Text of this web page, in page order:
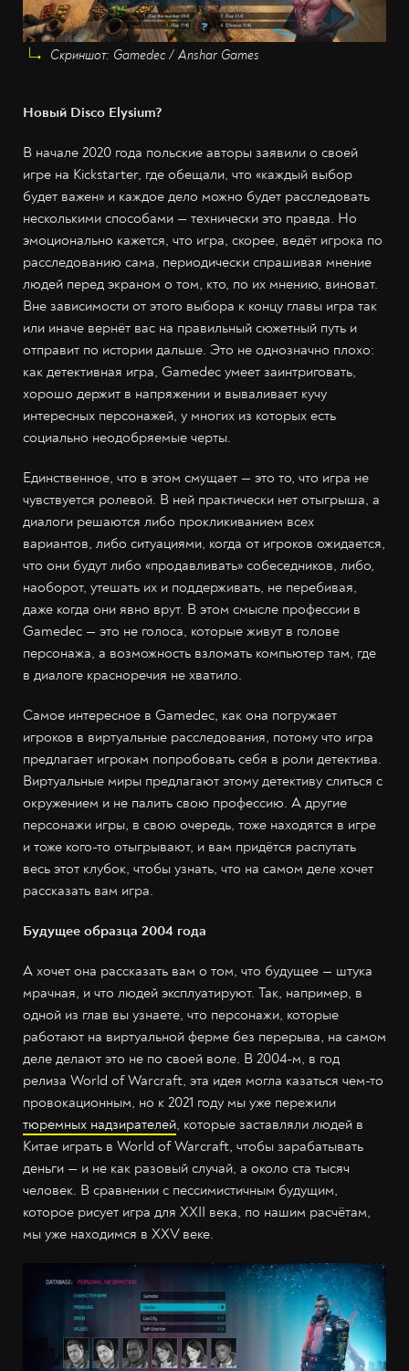
Скриншот: Gamedec / Anshar Games
Новый Disco Elysium?
В начале 2020 года польские авторы заявили о своей
игре на Kickstarter, где обещали, что «каждый выбор
будет важен» и каждое дело можно будет расследовать
несколькими способами — технически это правда. Но
эмоционально кажется, что игра, скорее, ведёт игрока по
расследованию сама, периодически спрашивая мнение
людей перед экраном о том, кто, по их мнению, виноват.
Вне зависимости от этого выбора к концу главы игра так
или иначе вернёт вас на правильный сюжетный путь и
отправит по истории дальше. Это не однозначно плохо:
как детективная игра, Gamedec умеет заинтриговать,
хорошо держит в напряжении и вываливает кучу
интересных персонажей, у многих из которых есть
социально неодобряемые черты.
Единственное, что в этом смущает — это то, что игра не
чувствуется ролевой. В ней практически нет отыгрыша, а
диалоги решаются либо прокликиванием всех
вариантов, либо ситуациями, когда от игроков ожидается,
что они будут либо «продавливать» собеседников, либо,
наоборот, утешать их и поддерживать, не перебивая,
даже когда они явно врут. В этом смысле профессии в
Gamedec — это не голоса, которые живут в голове
персонажа, а возможность взломать компьютер там, где
в диалоге красноречия не хватило.
Самое интересное в Gamedec, как она погружает
игроков в виртуальные расследования, потому что игра
предлагает игрокам попробовать себя в роли детектива.
Виртуальные миры предлагают этому детективу слиться с
окружением и не палить свою профессию. А другие
персонажи игры, в свою очередь, тоже находятся в игре
и тоже кого-то отыгрывают, и вам придётся распутать
весь этот клубок, чтобы узнать, что на самом деле хочет
рассказать вам игра.
Будущее образца 2004 года
А хочет она рассказать вам о том, что будущее — штука
мрачная, и что людей эксплуатируют. Так, например, в
одной из глав вы узнаете, что персонажи, которые
работают на виртуальной ферме без перерыва, на самом
деле делают это не по своей воле. В 2004-м, в год
релиза World of Warcraft, эта идея могла казаться чем-то
провокационным, но к 2021 году мы уже пережили
тюремных надзирателей, которые заставляли людей в
Китае играть в World of Warcraft, чтобы зарабатывать
деньги — и не как разовый случай, а около ста тысяч
человек. В сравнении с пессимистичным будущим,
которое рисует игра для XXII века, по нашим расчётам,
мы уже находимся в XXV веке.